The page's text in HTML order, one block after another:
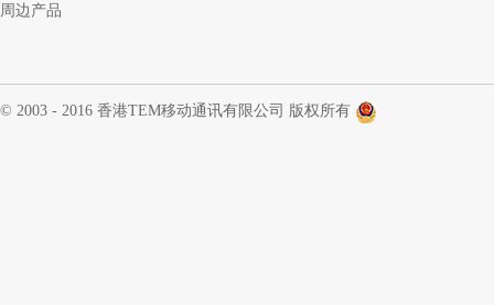
周边产品
© 2003 - 2016 香港TEM移动通讯有限公司 版权所有